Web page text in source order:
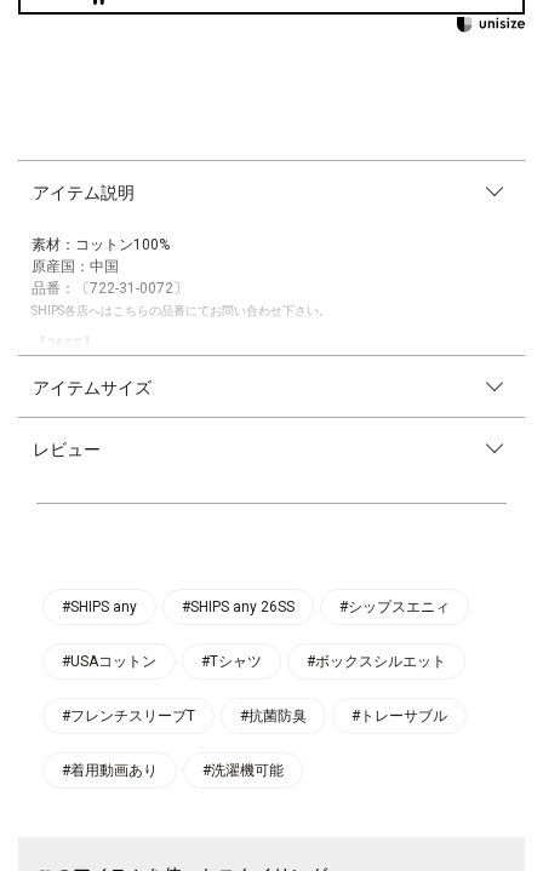
アイテム説明
素材：コットン100%
原産国：中国
品番：〔722-31-0072〕
SHIPS各店へはこちらの品番にてお問い合わせ下さい。
SHIPS any ヒットアイテム！定番人気のUSAコットンシリーズのフレンチ
〈デザインポイント〉
〈生地・素材のポイント〉
抗菌防臭機能が付いているのもこれからの季節に嬉しいポイント。
-------------------------------------
透け感：無（ホワイトはやや有）
アイテムサイズ
レビュー
#SHIPS any #SHIPS any 26SS #シップスエニィ
#USAコットン #Tシャツ #ボックスシルエット
#フレンチスリーブT #抗菌防臭 #トレーサブル
#着用動画あり #洗濯機可能